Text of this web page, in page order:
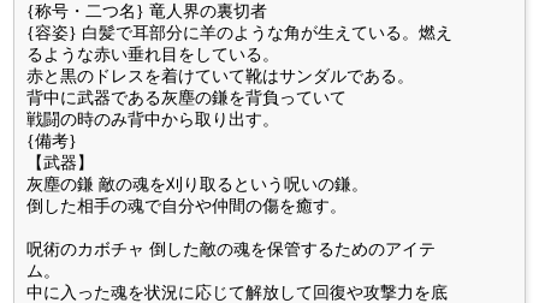
{称号・二つ名} 竜人界の裏切者
{容姿} 白髪で耳部分に羊のような角が生えている。燃え
るような赤い垂れ目をしている。
赤と黒のドレスを着けていて靴はサンダルである。
背中に武器である灰塵の鎌を背負っていて
戦闘の時のみ背中から取り出す。
{備考}
【武器】
灰塵の鎌 敵の魂を刈り取るという呪いの鎌。
倒した相手の魂で自分や仲間の傷を癒す。
呪術のカボチャ 倒した敵の魂を保管するためのアイテ
ム。
中に入った魂を状況に応じて解放して回復や攻撃力を底